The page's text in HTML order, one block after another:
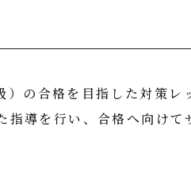
の合格を目指した対策レ
指導を行い、合格へ向けて